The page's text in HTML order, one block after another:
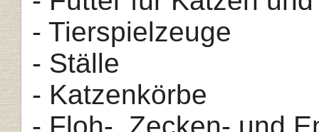
- Tierspielzeuge
- Ställe
- Katzenkörbe